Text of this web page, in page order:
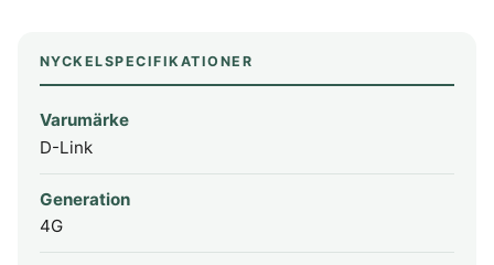
NYCKELSPECIFIKATIONER
Varumärke
D-Link
Generation
4G